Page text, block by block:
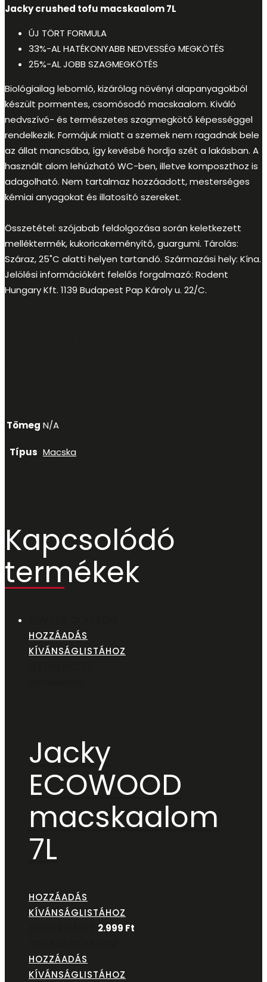
Jacky crushed tofu macskaalom 7L
ÚJ TÖRT FORMULA
33%-AL HATÉKONYABB NEDVESSÉG MEGKÖTÉS
25%-AL JOBB SZAGMEGKÖTÉS
Biológiailag lebomló, kizárólag növényi alapanyagokból
készült pormentes, csomósodó macskaalom. Kiváló
nedvszívó- és természetes szagmegkötő képességgel
rendelkezik. Formájuk miatt a szemek nem ragadnak bele
az állat mancsába, így kevésbé hordja szét a lakásban. A
használt alom lehúzható WC-ben, illetve komposzthoz is
adagolható. Nem tartalmaz hozzáadott, mesterséges
kémiai anyagokat és illatosító szereket.
Összetétel: szójabab feldolgozása során keletkezett
melléktermék, kukoricakeményítő, guargumi. Tárolás:
Száraz, 25˚C alatti helyen tartandó. Származási hely: Kína.
Jelölési információkért felelős forgalmazó: Rodent
Hungary Kft. 1139 Budapest Pap Károly u. 22/C.
Tömeg N/A
Típus Macska
Kapcsolódó
termékek
HOZZÁADÁS
KÍVÁNSÁGLISTÁHOZ
Jacky
ECOWOOD
macskaalom
7L
HOZZÁADÁS
KÍVÁNSÁGLISTÁHOZ
2.999 Ft
HOZZÁADÁS
KÍVÁNSÁGLISTÁHOZ